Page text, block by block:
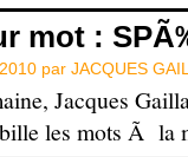
mot :
par JACQUES
Jacques
les mots Ã la